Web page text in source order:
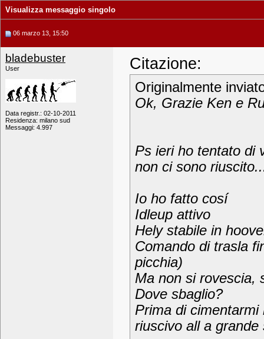
Visualizza messaggio singolo
06 marzo 13, 15:50
bladebuster
User
Data registr.: 02-10-2011
Residenza: milano sud
Messaggi: 4.997
Citazione:
Originalmente
Ok, Grazie Ken e
Ps ieri ho tentato di
non ci sono
Io ho fatto cosí
Idleup attivo
Hely stabile in
Comando di trasla
picchia)
Ma non si rovescia,
Dove sbaglio?
Prima di
riuscivo all a